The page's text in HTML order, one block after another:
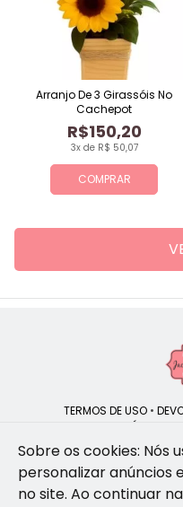
COMPRAR
3x de R$ 50,07
R$150,20
Arranjo De 3 Girassóis No
Cachepot
TERMOS DE USO •
POLÍTICA DE
Jacqueline Flores |
Sobre os cookies: Nós
personalizar anúncios
no site. Ao continuar